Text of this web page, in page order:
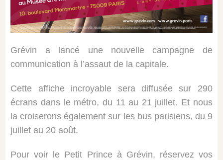
Grévin a lancé une nouvelle campagne de
communication à l’assaut de la capitale.
Cette affiche incroyable sera diffusée sur 290
écrans dans le métro, du 11 au 21 juillet. Et nous
la croiserons également sur les bus parisiens, du 9
juillet au 20 août.
Pour voir le Petit Prince à Grévin, réservez vos